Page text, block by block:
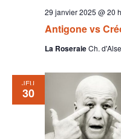
Antigone vs
29 janvier 2025 @ 20
La RoseraieCh.
JEU
30